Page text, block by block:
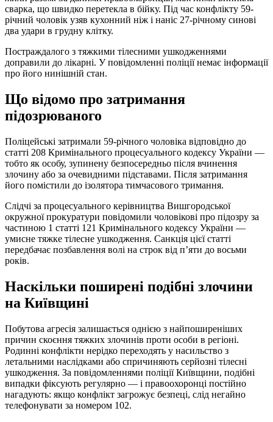
сварка, що швидко перетекла в бійку. Під час конфлікту 59-
річний чоловік узяв кухонний ніж і наніс 27-річному синові
два удари в грудну клітку.
Постраждалого з тяжкими тілесними ушкодженнями
доправили до лікарні. У повідомленні поліції немає інформації
про його нинішній стан.
Що відомо про затримання
підозрюваного
Поліцейські затримали 59-річного чоловіка відповідно до
статті 208 Кримінального процесуального кодексу України —
тобто як особу, зупинену безпосередньо після вчинення
злочину або за очевидними підставами. Після затримання
його помістили до ізолятора тимчасового тримання.
Слідчі за процесуального керівництва Вишгородської
окружної прокуратури повідомили чоловікові про підозру за
частиною 1 статті 121 Кримінального кодексу України —
умисне тяжке тілесне ушкодження. Санкція цієї статті
передбачає позбавлення волі на строк від п’яти до восьми
років.
Наскільки поширені подібні злочини
на Київщині
Побутова агресія залишається однією з найпоширеніших
причин скоєння тяжких злочинів проти особи в регіоні.
Родинні конфлікти нерідко переходять у насильство з
летальними наслідками або спричиняють серйозні тілесні
ушкодження. За повідомленнями поліції Київщини, подібні
випадки фіксують регулярно — і правоохоронці постійно
нагадують: якщо конфлікт загрожує безпеці, слід негайно
телефонувати за номером 102.